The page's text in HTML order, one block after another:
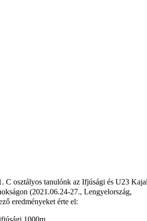
C osztályos tanulónk az Ifjúsági és U23
(2021.06.24-27., Lengyelország,
eredményeket érte el:
1000m